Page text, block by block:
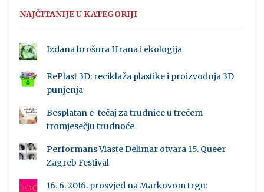
NAJČITANIJE U KATEGORIJI
Izdana brošura Hrana i ekologija
RePlast 3D: reciklaža plastike i proizvodnja 3D
punjenja
Besplatan e-tečaj za trudnice u trećem
tromjesečju trudnoće
Performans Vlaste Delimar otvara 15. Queer
Zagreb Festival
16. 6. 2016. prosvjed na Markovom trgu: